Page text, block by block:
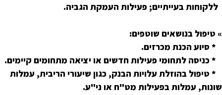
ללקוחות בעייתיים; פעילות העמקת הגביה.
» טיפול בנושאים שוטפים:
* סיוע הכנת מכרזים.
* כניסה לתחומי פעילות חדשים או יציאה מתחומים קיימים.
* טיפול בהוזלת עלויות הבנק, כגון שיעורי הריבית, עמלות
שונות, עמלות בפעילות מט"ח או ני"ע.